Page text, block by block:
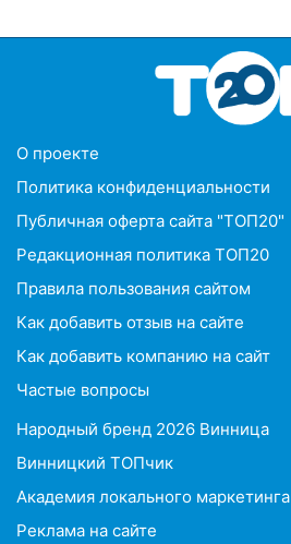
O проекте
Политика конфиденциальности
Публичная оферта сайта "ТОП20"
Редакционная политика ТОП20
Правила пользования сайтом
Как добавить отзыв на сайте
Как добавить компанию на сайт
Частые вопросы
Народный бренд 2026 Винница
Винницкий ТОПчик
Академия локального маркетинга
Реклама на сайте